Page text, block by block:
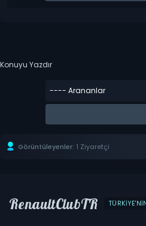
Konuyu Yazdır
Görüntüleyenler: 1 Ziyaretçi
RenaultClubTR